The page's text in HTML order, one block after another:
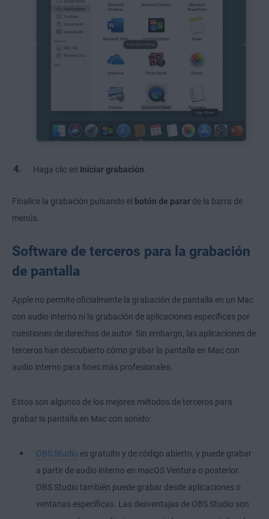
Haga clic en Iniciar grabación
Finalice la grabación pulsando el botón de parar de la barra de
menús.
Software de terceros para la grabación
de pantalla
Apple no permite oficialmente la grabación de pantalla en un Mac
con audio interno ni la grabación de aplicaciones específicas por
cuestiones de derechos de autor. Sin embargo, las aplicaciones de
terceros han descubierto cómo grabar la pantalla en Mac con
audio interno para fines más profesionales.
Estos son algunos de los mejores métodos de terceros para
grabar la pantalla en Mac con sonido:
OBS Studio es gratuito y de código abierto, y puede grabar
a partir de audio interno en macOS Ventura o posterior.
OBS Studio también puede grabar desde aplicaciones o
ventanas específicas. Las desventajas de OBS Studio son